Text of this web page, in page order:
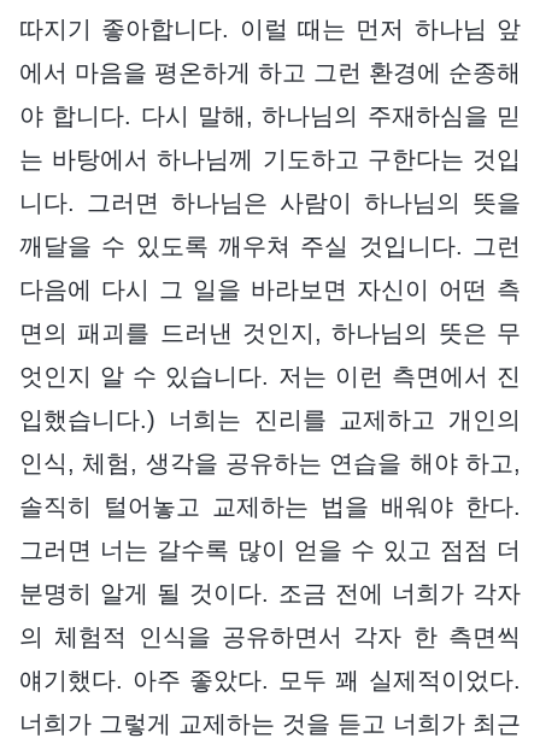
따지기 좋아합니다. 이럴 때는 먼저 하나님 앞
에서 마음을 평온하게 하고 그런 환경에 순종해
야 합니다. 다시 말해, 하나님의 주재하심을 믿
는 바탕에서 하나님께 기도하고 구한다는 것입
니다. 그러면 하나님은 사람이 하나님의 뜻을
깨달을 수 있도록 깨우쳐 주실 것입니다. 그런
다음에 다시 그 일을 바라보면 자신이 어떤 측
면의 패괴를 드러낸 것인지, 하나님의 뜻은 무
엇인지 알 수 있습니다. 저는 이런 측면에서 진
입했습니다.) 너희는 진리를 교제하고 개인의
인식, 체험, 생각을 공유하는 연습을 해야 하고,
솔직히 털어놓고 교제하는 법을 배워야 한다.
그러면 너는 갈수록 많이 얻을 수 있고 점점 더
분명히 알게 될 것이다. 조금 전에 너희가 각자
의 체험적 인식을 공유하면서 각자 한 측면씩
얘기했다. 아주 좋았다. 모두 꽤 실제적이었다.
너희가 그렇게 교제하는 것을 듣고 너희가 최근